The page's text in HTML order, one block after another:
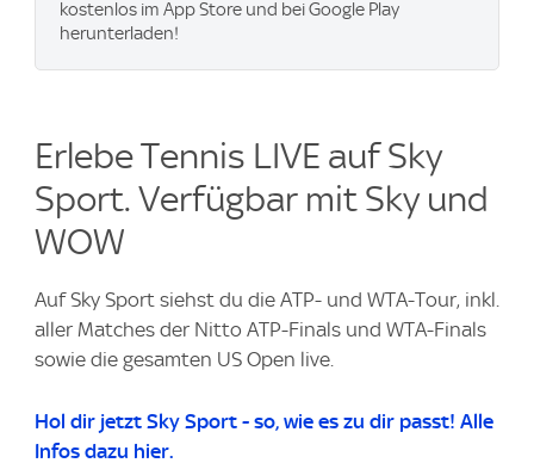
kostenlos im App Store und bei Google Play
herunterladen!
Erlebe Tennis LIVE auf Sky
Sport. Verfügbar mit Sky und
WOW
Auf Sky Sport siehst du die ATP- und WTA-Tour, inkl.
aller Matches der Nitto ATP-Finals und WTA-Finals
sowie die gesamten US Open live.
Hol dir jetzt Sky Sport - so, wie es zu dir passt! Alle
Infos dazu hier.